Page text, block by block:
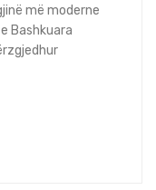
më moderne
Bashkuara